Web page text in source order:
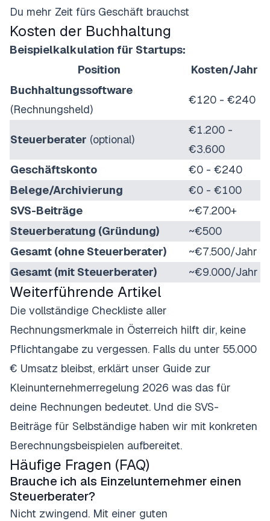
Du mehr Zeit fürs Geschäft brauchst
Kosten der Buchhaltung
Beispielkalkulation für Startups:
Position
Kosten/Jahr
Buchhaltungssoftware
(Rechnungsheld)
€120 - €240
Steuerberater (optional)
€1.200 -
€3.600
Geschäftskonto
€0 - €240
Belege/Archivierung
€0 - €100
SVS-Beiträge
~€7.200+
Steuerberatung (Gründung)
~€500
Gesamt (ohne Steuerberater)
~€7.500/Jahr
Gesamt (mit Steuerberater)
~€9.000/Jahr
Weiterführende Artikel
Die vollständige Checkliste aller
Rechnungsmerkmale in Österreich hilft dir, keine
Pflichtangabe zu vergessen. Falls du unter 55.000
€ Umsatz bleibst, erklärt unser Guide zur
Kleinunternehmerregelung 2026 was das für
deine Rechnungen bedeutet. Und die SVS-
Beiträge für Selbständige haben wir mit konkreten
Berechnungsbeispielen aufbereitet.
Häufige Fragen (FAQ)
Brauche ich als Einzelunternehmer einen
Steuerberater?
Nicht zwingend. Mit einer guten